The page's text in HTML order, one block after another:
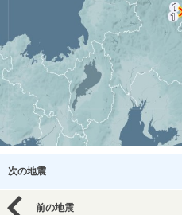
次の地震
前の地震